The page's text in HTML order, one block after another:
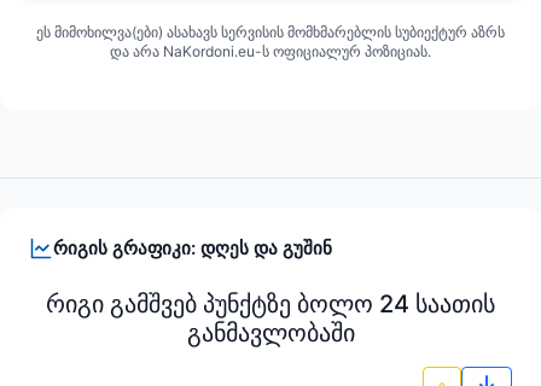
რიგის გრაფიკი: დღეს და გუშინ
რიგი გამშვებ პუნქტზე ბოლო 24 საათის
განმავლობაში
ეს მიმოხილვა(ები) ასახავს სერვისის მომხმარებლის სუბიექტურ აზრს
და არა NaKordoni.eu-ს ოფიციალურ პოზიციას.